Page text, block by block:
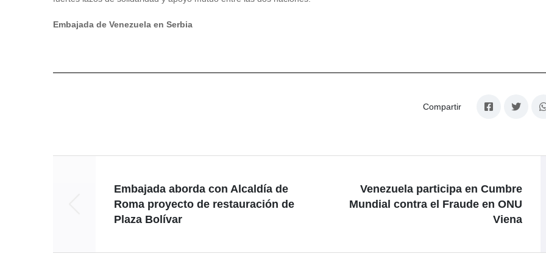
Embajada de Venezuela en Serbia
Compartir
Embajada aborda con Alcaldía de
Roma proyecto de restauración de
Plaza Bolívar
Venezuela participa en Cumbre
Mundial contra el Fraude en ONU
Viena